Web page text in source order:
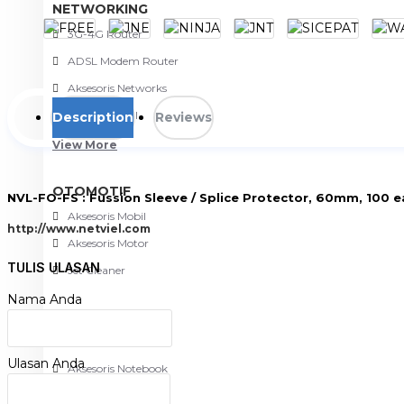
NETWORKING
3G-4G Router
ADSL Modem Router
Aksesoris Networks
Cable Coaxial
View More
OTOMOTIF
Aksesoris Mobil
Aksesoris Motor
Jet Cleaner
Aksesoris Notebook
Description Reviews
NVL-FO-FS : Fussion Sleeve / Splice Protector, 60mm, 100
http://www.netviel.com
TULIS ULASAN
Nama Anda
Ulasan Anda